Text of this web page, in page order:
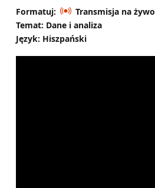
Formatuj:
Transmisja na żywo
Temat: Dane i analiza
Język: Hiszpański